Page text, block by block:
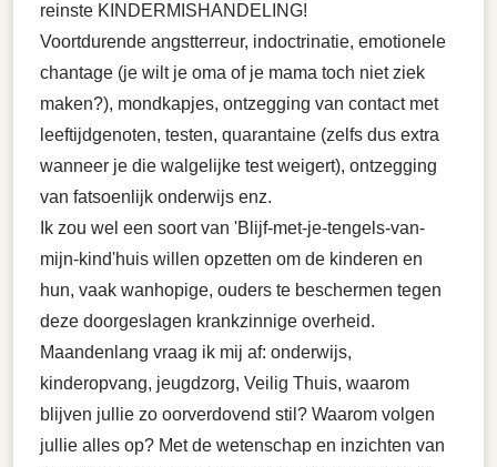
reinste KINDERMISHANDELING!
Voortdurende angstterreur, indoctrinatie, emotionele
chantage (je wilt je oma of je mama toch niet ziek
maken?), mondkapjes, ontzegging van contact met
leeftijdgenoten, testen, quarantaine (zelfs dus extra
wanneer je die walgelijke test weigert), ontzegging
van fatsoenlijk onderwijs enz.
Ik zou wel een soort van 'Blijf-met-je-tengels-van-
mijn-kind'huis willen opzetten om de kinderen en
hun, vaak wanhopige, ouders te beschermen tegen
deze doorgeslagen krankzinnige overheid.
Maandenlang vraag ik mij af: onderwijs,
kinderopvang, jeugdzorg, Veilig Thuis, waarom
blijven jullie zo oorverdovend stil? Waarom volgen
jullie alles op? Met de wetenschap en inzichten van